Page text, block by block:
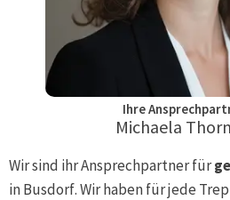
Ihre
Michaela
Wir sind ihr Ansprechpartner für
inBusdorf. Wir haben für jede